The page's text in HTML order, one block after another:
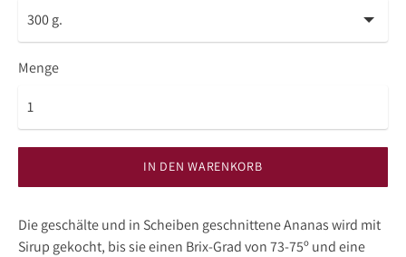
Menge
IN DEN WARENKORB
Die geschälte und in Scheiben geschnittene Ananas wird mit
Sirup gekocht, bis sie einen Brix-Grad von 73-75º und eine